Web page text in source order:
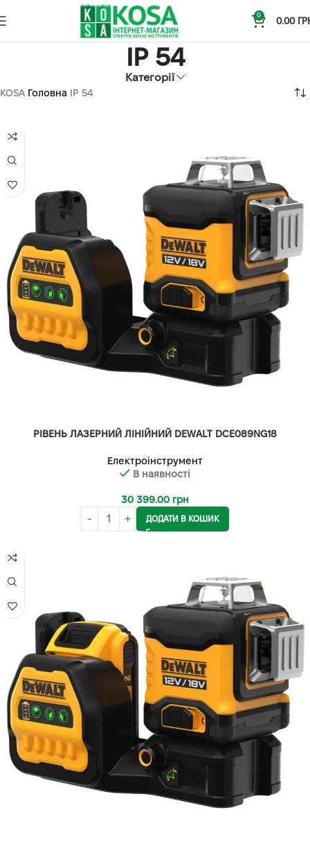
0
0.00
IP 54
Категорії
KOSA Головна IP 54
РІВЕНЬ ЛАЗЕРНИЙ ЛІНІЙНИЙ DEWALT DCE089NG18
Електроінструмент
В наявності
30 399.00 грн
ДОДАТИ В КОШИК